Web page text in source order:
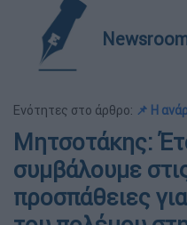
Ενότητες στο άρθρο: 📌 Η
Μητσοτάκης:
συμβάλουμε
προσπάθειες